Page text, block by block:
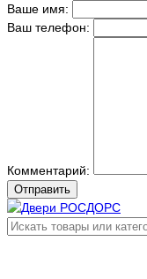
Ваше имя:
Ваш телефон:
Комментарий:
Отправить